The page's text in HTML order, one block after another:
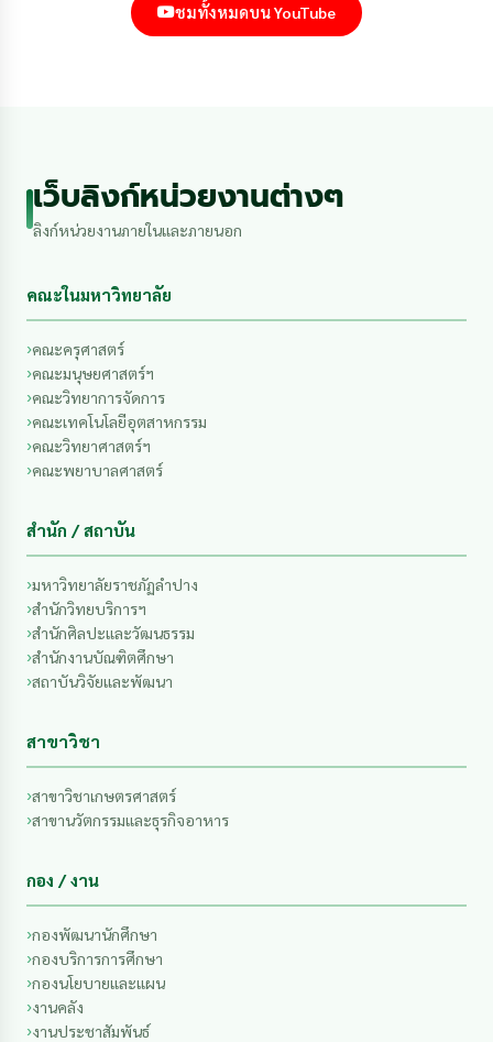
ชมทั้งหมดบน YouTube
เว็บลิงก์หน่วยงานต่างๆ
ลิงก์หน่วยงานภายในและภายนอก
คณะในมหาวิทยาลัย
คณะครุศาสตร์
คณะมนุษยศาสตร์ฯ
คณะวิทยาการจัดการ
คณะเทคโนโลยีอุตสาหกรรม
คณะวิทยาศาสตร์ฯ
คณะพยาบาลศาสตร์
สำนัก / สถาบัน
มหาวิทยาลัยราชภัฏลำปาง
สำนักวิทยบริการฯ
สำนักศิลปะและวัฒนธรรม
สำนักงานบัณฑิตศึกษา
สถาบันวิจัยและพัฒนา
สาขาวิชา
สาขาวิชาเกษตรศาสตร์
สาขานวัตกรรมและธุรกิจอาหาร
กอง / งาน
กองพัฒนานักศึกษา
กองบริการการศึกษา
กองนโยบายและแผน
งานคลัง
งานประชาสัมพันธ์